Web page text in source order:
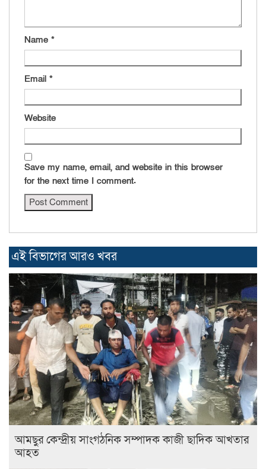
Name *
Email *
Website
Save my name, email, and website in this browser
for the next time I comment.
এই বিভাগের আরও খবর
আমছুর কেন্দ্রীয় সাংগঠনিক সম্পাদক কাজী ছাদিক আখতার
আহত